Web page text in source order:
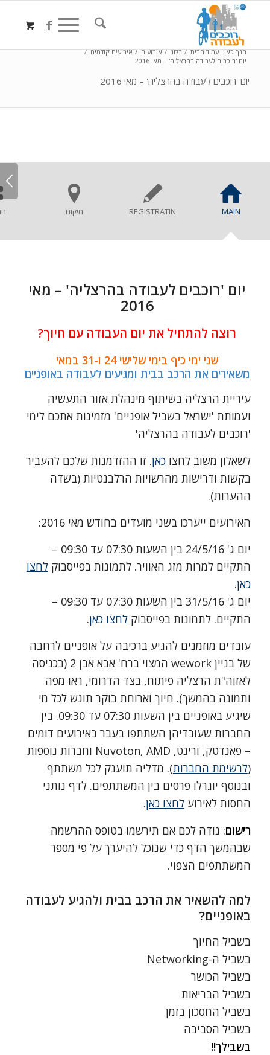
יום 'רוכבים לעבודה בהרצליה' – מאי 2016
הנך כאן: עמוד הבית / בלוג / אירועים / אירועים קודמים /
יום 'רוכבים לעבודה בהרצליה' – מאי 2016
MAIN
REGISTRATIN מיקום
יום 'רוכבים לעבודה בהרצליה' – מאי
2016
רוצה להתחיל את יום העבודה עם חיוך?
שני ימי כיף בימי שלישי 24 ו-31 במאי
משאירים את הרכב בבית ומגיעים לעבודה באופניים
עיריית הרצליה בשיתוף מינהלת אזור התעשיה
ועמותת 'ישראל בשביל אופניים' מזמינות אתכם לימי
'רוכבים לעבודה בהרצליה'
לשאלון משוב לחצוכאן. זו ההזדמנות שלכם להעביר
בקשות ודרישות מהרשויות הרלבנטיות (בשדה
ההערות).
האירועים ייערכו בשני מועדים בחודש מאי 2016:
יום ג' 24/5/16 בין השעות 07:30 עד 09:30 –
התקיים למרות מזג האוויר. לתמונות בפייסבוקלחצו
כאן.
יום ג' 31/5/16 בין השעות 07:30 עד 09:30 –
התקיים. לתמונות בפייסבוקלחצו כאן.
עובדים מוזמנים להגיע ברכיבה על אופניים לרחבה
של בניין wework המצוי ברח' אבא אבן 2 (בכניסה
לאזוה"ת הרצליה פיתוח, בצד הדרומי, ראו מפה
ותמונה בהמשך). חיוך וארוחת בוקר תוגש לכל מי
שיגיע באופניים בין השעות 07:30 עד 09:30. בין
החברות שעובדיהן השתתפו בעבר באירועים דומים
– פאנדטק, ורינט, Nuvoton, AMD וחברות נוספות
(לרשימת החברות). מדליה תוענק לכל משתתף
ובנוסף יוגרלו פרסים בין המשתתפים. לדף נותני
החסות לאירועלחצו כאן.
רישום: נודה לכם אם תירשמו בטופס ההרשמה
שבהמשך הדף כדי שנוכל להיערך על פי מספר
המשתתפים הצפוי.
למה להשאיר את הרכב בבית ולהגיע לעבודה
באופניים?
בשביל החיוך
בשביל ה-Networking
בשביל הכושר
בשביל הבריאות
בשביל החסכון בזמן
בשביל הסביבה
בשבילך!!